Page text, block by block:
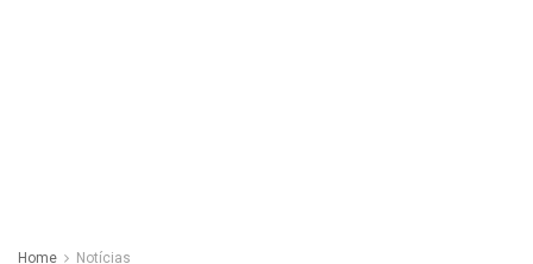
Home Notícias